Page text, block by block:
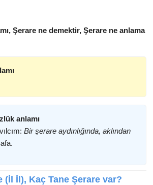
Şerare ne demektir, Şerare ne anlama
anlamı
Bir şerare aydınlığında, aklından
(İl İl), Kaç Tane Şerare var?